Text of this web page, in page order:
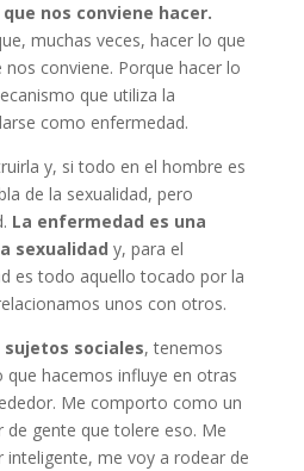
nos conviene hacer.
muchas veces, hacer lo que
conviene. Porque hacer lo
que utiliza la
como enfermedad.
y, si todo en el hombre es
de la sexualidad, pero
La enfermedad es una
sexualidad y, para el
es todo aquello tocado por la
unos con otros.
sujetos sociales, tenemos
que hacemos influye en otras
Me comporto como un
gente que tolere eso. Me
me voy a rodear de